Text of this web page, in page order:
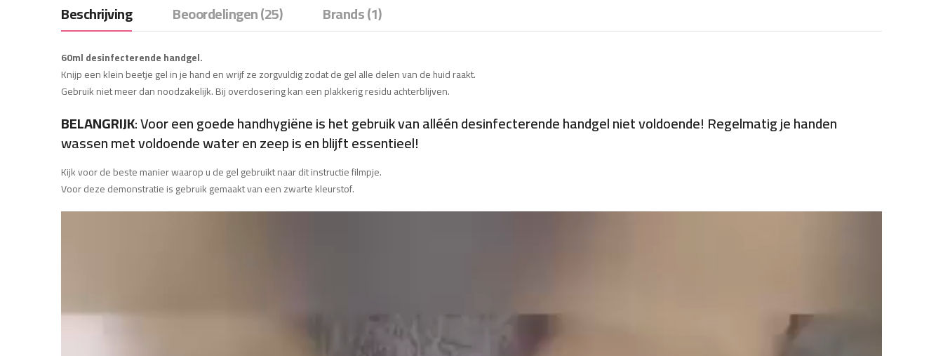
Beschrijving Beoordelingen (25) Brands (1)
60ml desinfecterende handgel.
Knijp een klein beetje gel in je hand en wrijf ze zorgvuldig zodat de gel alle delen van de huid raakt.
Gebruik niet meer dan noodzakelijk. Bij overdosering kan een plakkerig residu achterblijven.
BELANGRIJK: Voor een goede handhygiëne is het gebruik van alléén desinfecterende handgel niet voldoende! Regelmatig je handen
wassen met voldoende water en zeep is en blijft essentieel!
Kijk voor de beste manier waarop u de gel gebruikt naar dit instructie filmpje.
Voor deze demonstratie is gebruik gemaakt van een zwarte kleurstof.